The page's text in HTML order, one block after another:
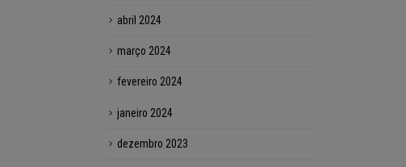
abril 2024
março 2024
fevereiro 2024
janeiro 2024
dezembro 2023